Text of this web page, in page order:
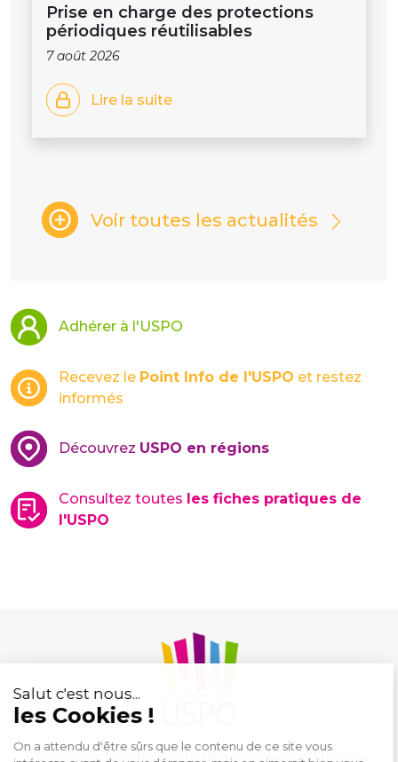
Prise en charge des protections
périodiques réutilisables
7 août 2026
Lire la suite
Voir toutes les actualités
Adhérer à l'USPO
Recevez le Point Info de l'USPO et restez
informés
Découvrez USPO en régions
Consultez toutes les fiches pratiques de
l'USPO
Union des Syndicats de Pharmaciens d’Officine